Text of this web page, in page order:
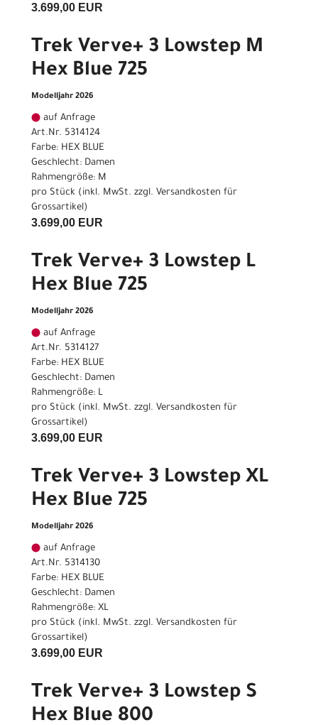
3.699,00 EUR
Trek Verve+ 3 Lowstep M
Hex Blue 725
Modelljahr 2026
auf Anfrage
Art.Nr. 5314124
Farbe: HEX BLUE
Geschlecht: Damen
Rahmengröße: M
pro Stück (inkl. MwSt. zzgl. Versandkosten für
Grossartikel)
3.699,00 EUR
Trek Verve+ 3 Lowstep L
Hex Blue 725
Modelljahr 2026
auf Anfrage
Art.Nr. 5314127
Farbe: HEX BLUE
Geschlecht: Damen
Rahmengröße: L
pro Stück (inkl. MwSt. zzgl. Versandkosten für
Grossartikel)
3.699,00 EUR
Trek Verve+ 3 Lowstep XL
Hex Blue 725
Modelljahr 2026
auf Anfrage
Art.Nr. 5314130
Farbe: HEX BLUE
Geschlecht: Damen
Rahmengröße: XL
pro Stück (inkl. MwSt. zzgl. Versandkosten für
Grossartikel)
3.699,00 EUR
Trek Verve+ 3 Lowstep S
Hex Blue 800